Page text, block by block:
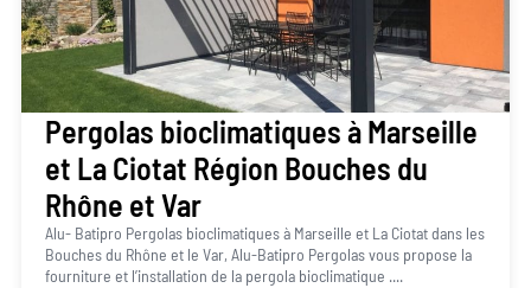
Pergolas bioclimatiques à Marseille
et La Ciotat Région Bouches du
Rhône et Var
Alu- Batipro Pergolas bioclimatiques à Marseille et La Ciotat dans les
Bouches du Rhône et le Var, Alu-Batipro Pergolas vous propose la
fourniture et l’installation de la pergola bioclimatique ....